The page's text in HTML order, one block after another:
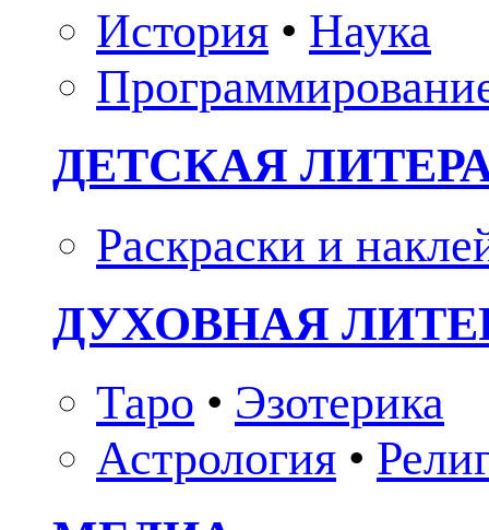
История • Наука
ДЕТСКАЯ
Раскраски и
ДУХОВНАЯ
Таро • Эзотерика
Астрология •